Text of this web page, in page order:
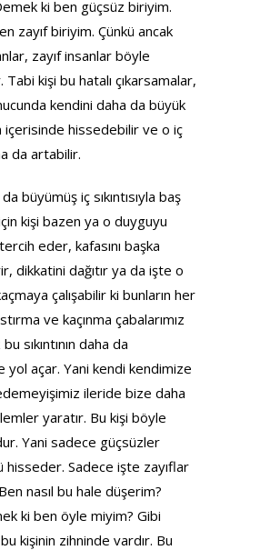
ki ben güçsüz biriyim.
zayıf biriyim. Çünkü ancak
zayıf insanlar böyle
kişi bu hatalı çıkarsamalar,
kendini daha da büyük
içerisinde hissedebilir ve o iç
da artabilir.
büyümüş iç sıkıntısıyla baş
kişi bazen ya o duyguyu
eder, kafasını başka
dikkatini dağıtır ya da işte o
çalışabilir ki bunların her
ve kaçınma çabalarımız
bu sıkıntının daha da
yol açar. Yani kendi kendimize
ileride bize daha
yaratır. Bu kişi böyle
Yani sadece güçsüzler
hisseder. Sadece işte zayıflar
nasıl bu hale düşerim?
ki ben öyle miyim? Gibi
kişinin zihninde vardır. Bu